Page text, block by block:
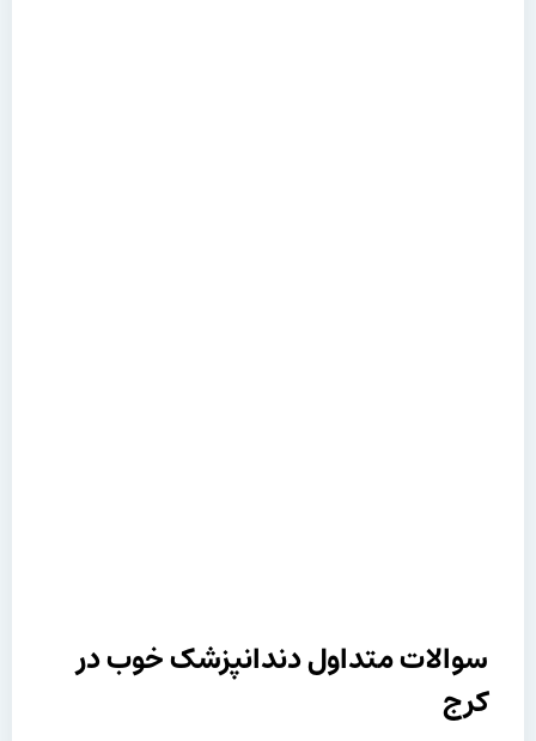
سوالات متداول دندانپزشک خوب در
کرج